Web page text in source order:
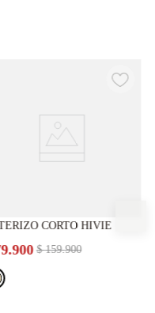
CORTO HIVIE
$ 159.900
.900